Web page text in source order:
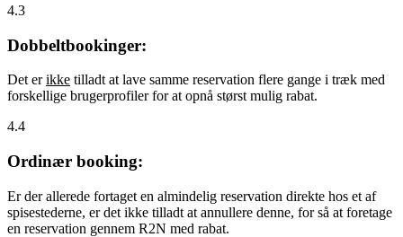
4.3
Dobbeltbookinger:
Det erikke tilladt at lave samme reservation flere gange i træk med
forskellige brugerprofiler for at opnå størst mulig rabat.
4.4
Ordinær booking:
Er der allerede fortaget en almindelig reservation direkte hos et af
spisestederne, er det ikke tilladt at annullere denne, for så at foretage
en reservation gennem R2N med rabat.